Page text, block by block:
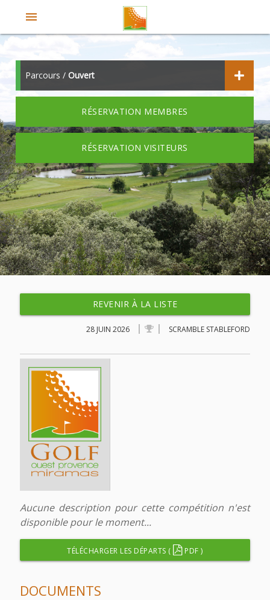
menu
Parcours / Ouvert
RÉSERVATION MEMBRES
RÉSERVATION VISITEURS
REVENIR À LA LISTE
28 JUIN 2026 SCRAMBLE STABLEFORD
Aucune description pour cette compétition n'est
disponible pour le moment...
TÉLÉCHARGER LES DÉPARTS ( PDF )
DOCUMENTS